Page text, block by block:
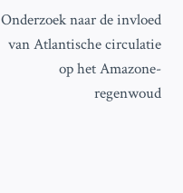
Onderzoek naar de invloed
van Atlantische circulatie
op het Amazone-
regenwoud